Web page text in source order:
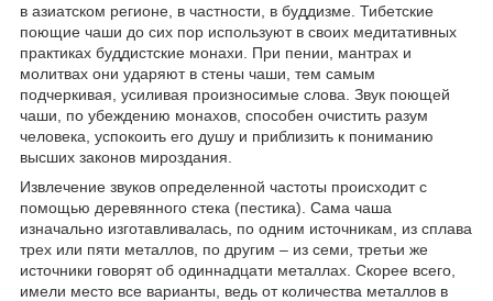
в азиатском регионе, в частности, в буддизме. Тибетские
поющие чаши до сих пор используют в своих медитативных
практиках буддистские монахи. При пении, мантрах и
молитвах они ударяют в стены чаши, тем самым
подчеркивая, усиливая произносимые слова. Звук поющей
чаши, по убеждению монахов, способен очистить разум
человека, успокоить его душу и приблизить к пониманию
высших законов мироздания.
Извлечение звуков определенной частоты происходит с
помощью деревянного стека (пестика). Сама чаша
изначально изготавливалась, по одним источникам, из сплава
трех или пяти металлов, по другим – из семи, третьи же
источники говорят об одиннадцати металлах. Скорее всего,
имели место все варианты, ведь от количества металлов в